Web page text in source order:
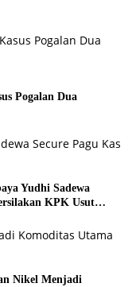
Pogalan Dua
Yudhi Sadewa
KPK Usut
Nikel Menjadi